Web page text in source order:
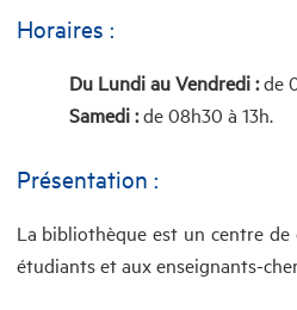
Horaires :
Du Lundi au Vendredi :de
Samedi :de 08h30 à 13h.
Présentation :
La bibliothèque est un centre
étudiants et aux enseignants-